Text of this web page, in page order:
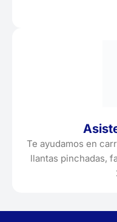
Te ayudamos en
llantas pinchadas,